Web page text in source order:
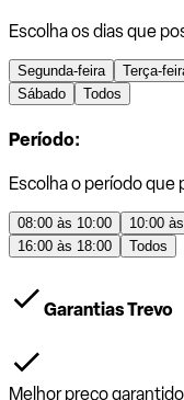
Escolha os dias que
Segunda-feira Terça-
Sábado
Todos
Período:
Escolha o período que
08:00 às 10:00 10:00
16:00 às 18:00
Todos
Garantias Trevo
Melhor preço garantido